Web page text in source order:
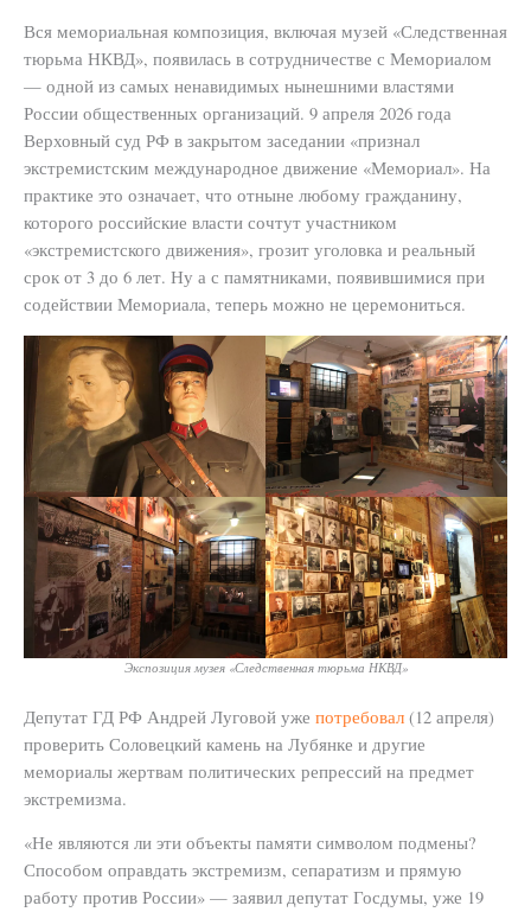
Вся мемориальная композиция, включая музей «Следственная
тюрьма НКВД», появилась в сотрудничестве с Мемориалом
— одной из самых ненавидимых нынешними властями
России общественных организаций. 9 апреля 2026 года
Верховный суд РФ в закрытом заседании «признал
экстремистским международное движение «Мемориал». На
практике это означает, что отныне любому гражданину,
которого российские власти сочтут участником
«экстремистского движения», грозит уголовка и реальный
срок от 3 до 6 лет. Ну а с памятниками, появившимися при
содействии Мемориала, теперь можно не церемониться.
Экспозиция музея «Следственная тюрьма НКВД»
Депутат ГД РФ Андрей Луговой уже потребовал (12 апреля)
проверить Соловецкий камень на Лубянке и другие
мемориалы жертвам политических репрессий на предмет
экстремизма.
«Не являются ли эти объекты памяти символом подмены?
Способом оправдать экстремизм, сепаратизм и прямую
работу против России» — заявил депутат Госдумы, уже 19